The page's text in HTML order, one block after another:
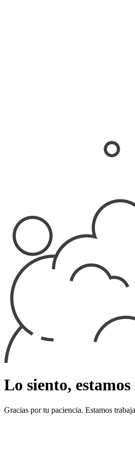
Lo siento,
Gracias por tu paciencia. Estamos